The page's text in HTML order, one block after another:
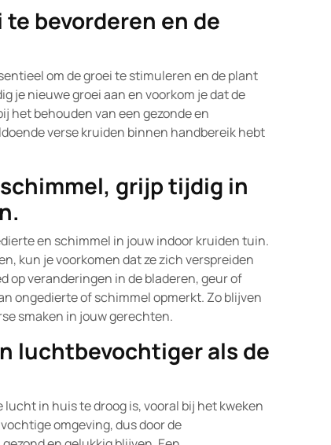
bevorderen en de
om de groei te stimuleren en de plant
je nieuwe groei aan en voorkom je dat de
het behouden van een gezonde en
verse kruiden binnen handbereik hebt
grijp tijdig in
en schimmel in jouw indoor kruiden tuin.
kun je voorkomen dat ze zich verspreiden
op veranderingen in de bladeren, geur of
ongedierte of schimmel opmerkt. Zo blijven
smaken in jouw gerechten.
luchtbevochtiger als de
in huis te droog is, vooral bij het kweken
omgeving, dus door de